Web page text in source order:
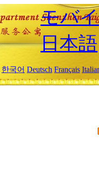
モバ
日本語
한국어 Deutsch Français